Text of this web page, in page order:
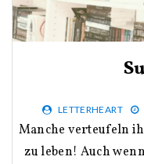
LETTERHEART
Manche verteufeln ihn, andere scheinen genau dafür
zu leben! Auch